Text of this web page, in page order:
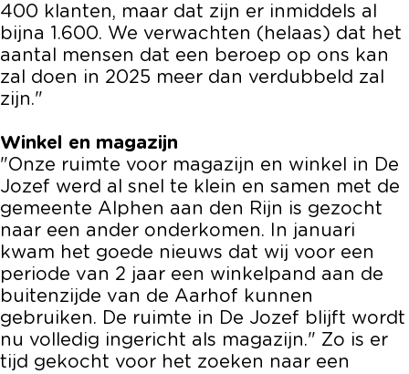
400 klanten, maar dat zijn er inmiddels al
bijna 1.600. We verwachten (helaas) dat het
aantal mensen dat een beroep op ons kan
zal doen in 2025 meer dan verdubbeld zal
zijn."
Winkel en magazijn
"Onze ruimte voor magazijn en winkel in De
Jozef werd al snel te klein en samen met de
gemeente Alphen aan den Rijn is gezocht
naar een ander onderkomen. In januari
kwam het goede nieuws dat wij voor een
periode van 2 jaar een winkelpand aan de
buitenzijde van de Aarhof kunnen
gebruiken. De ruimte in De Jozef blijft wordt
nu volledig ingericht als magazijn." Zo is er
tijd gekocht voor het zoeken naar een